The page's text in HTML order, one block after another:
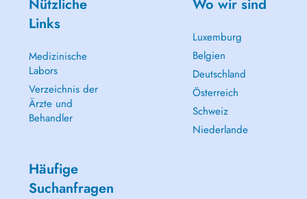
Nützliche
Links
Medizinische
Labors
Verzeichnis der
Ärzte und
Behandler
Wo wir sind
Luxemburg
Belgien
Deutschland
Österreich
Schweiz
Niederlande
Häufige
Suchanfragen